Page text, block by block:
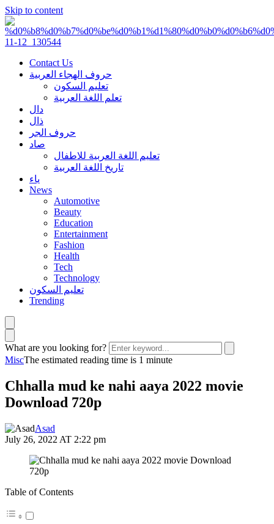
Skip to content
Contact Us
حروف الهجاء العربية
تعليم السكون
تعلم اللغة العربية
دال
ذال
حروف الجر
صاد
تعليم اللغة العربية للاطفال
تاريخ اللغة العربية
ياء
News
Automotive
Beauty
Education
Entertainment
Fashion
Health
Tech
Technology
تعليم السكون
Trending
What are you looking for?
MiscThe estimated reading time is 1 minute
Chhalla mud ke nahi aaya 2022 movie
Download 720p
Asad
July 26, 2022 AT 2:22 pm
Table of Contents